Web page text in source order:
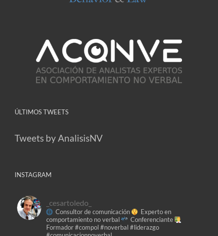
ÚLTIMOS TWEETS
Tweets by AnalisisNV
INSTAGRAM
_cesartoledo_
Consultor de comunicación
Experto en
comportamiento no verbal
Conferenciante
Formador#compol #noverbal #liderazgo